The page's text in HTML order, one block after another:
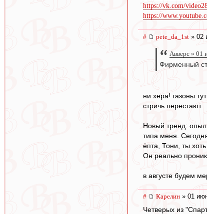
https://vk.com/
https://
# pete_da_1st » 02
Авверс » 01
Фирменный
ни хера! газоны
стричь перестают.
Новый тренд:
типа меня.
ёпта, Тони, ты
Он реально
в августе будем
# Карелин » 01
Четверых из